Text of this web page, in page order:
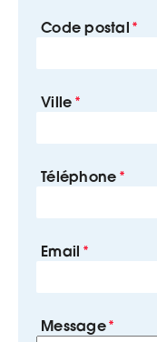
Code postal
Ville
Téléphone
Email
Message